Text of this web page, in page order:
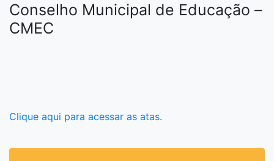
Conselho Municipal de Educação –
CMEC
Clique aqui para acessar as atas.